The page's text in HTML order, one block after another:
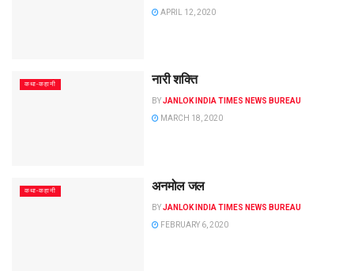
APRIL 12, 2020
कथा-कहानी नारी शक्ति
BYJANLOK INDIA TIMES NEWS BUREAU
MARCH 18, 2020
कथा-कहानी अनमोल जल
BYJANLOK INDIA TIMES NEWS BUREAU
FEBRUARY 6, 2020